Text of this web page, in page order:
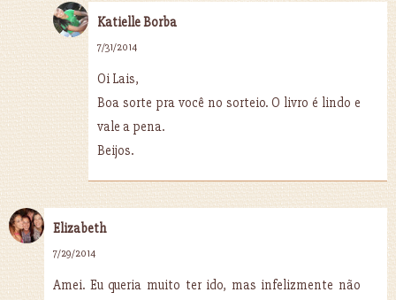
Katielle Borba
7/31/2014
Oi Lais,
Boa sorte pra você no sorteio. O livro é lindo e
vale a pena.
Beijos.
Elizabeth
7/29/2014
Amei. Eu queria muito ter ido, mas infelizmente não